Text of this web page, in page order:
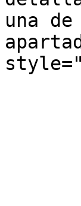
una